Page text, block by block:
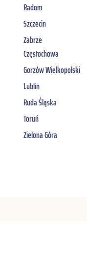
Radom
Szczecin
Zabrze
Częstochowa
Gorzów Wielkopolski
Lublin
Ruda Śląska
Toruń
Zielona Góra